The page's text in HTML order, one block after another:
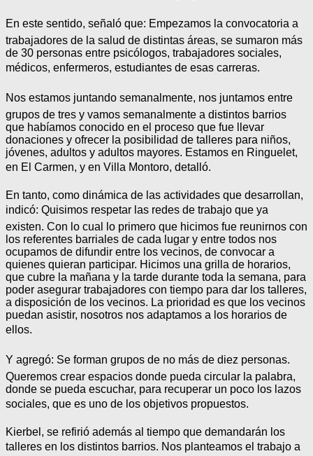
En este sentido, señaló que: Empezamos la convocatoria a
trabajadores de la salud de distintas áreas, se sumaron más
de 30 personas entre psicólogos, trabajadores sociales,
médicos, enfermeros, estudiantes de esas carreras.
Nos estamos juntando semanalmente, nos juntamos entre
grupos de tres y vamos semanalmente a distintos barrios
que habíamos conocido en el proceso que fue llevar
donaciones y ofrecer la posibilidad de talleres para niños,
jóvenes, adultos y adultos mayores. Estamos en Ringuelet,
en El Carmen, y en Villa Montoro, detalló.
En tanto, como dinámica de las actividades que desarrollan,
indicó: Quisimos respetar las redes de trabajo que ya
existen. Con lo cual lo primero que hicimos fue reunirnos con
los referentes barriales de cada lugar y entre todos nos
ocupamos de difundir entre los vecinos, de convocar a
quienes quieran participar. Hicimos una grilla de horarios,
que cubre la mañana y la tarde durante toda la semana, para
poder asegurar trabajadores con tiempo para dar los talleres,
a disposición de los vecinos. La prioridad es que los vecinos
puedan asistir, nosotros nos adaptamos a los horarios de
ellos.
Y agregó: Se forman grupos de no más de diez personas.
Queremos crear espacios donde pueda circular la palabra,
donde se pueda escuchar, para recuperar un poco los lazos
sociales, que es uno de los objetivos propuestos.
Kierbel, se refirió además al tiempo que demandarán los
talleres en los distintos barrios. Nos planteamos el trabajo a